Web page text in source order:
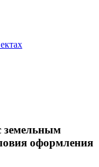
земельным
оформления